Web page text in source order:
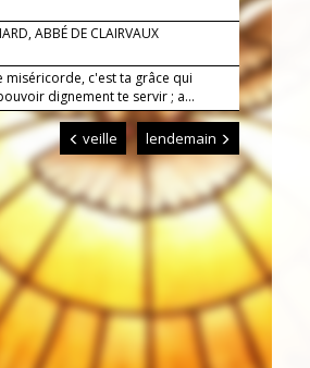
ABBÉ DE CLAIRVAUX
miséricorde, c'est ta grâce qui
dignement te servir ; a...
veille lendemain